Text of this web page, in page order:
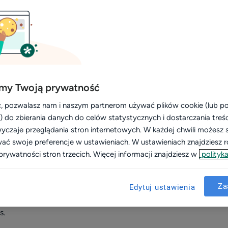
i opinie
widoczności w Google
a dodatkowo znacznie przyspieszyć znalezienie Twojego
widocznym?
widoczność w wynikach wyszukiwania to
średnio o
szuka lekarza w Twojej specjalizacji i okolicy. Z
to... wpisuje w wyszukiwarkę Google, prawda?
pacjentowi kilka stron, w których znajdzie więcej
profil w serwisie ZnanyLekarz. Świetnie,
Twoją prywatność
pozwalasz nam i naszym partnerom używać plików cookie (lub
do zbierania danych do celów statystycznych i dostarczania
przeglądania stron internetowych. W każdej chwili możesz
swoje preferencje w ustawieniach. W ustawieniach znajdziesz
stron trzecich. Więcej informacji znajdziesz w
Edytuj ustawienia